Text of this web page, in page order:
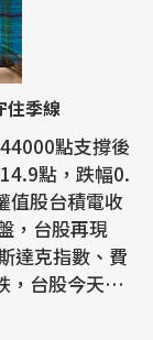
住季線
點支撐後
點，跌幅0.
值股台積電收
，台股再現
台股今天以4